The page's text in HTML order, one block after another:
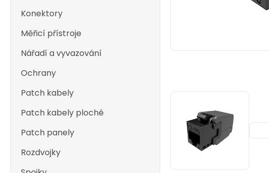
Konektory
Měřicí přístroje
Nářadí a vyvazování
Ochrany
Patch kabely
Patch kabely ploché
Patch panely
Rozdvojky